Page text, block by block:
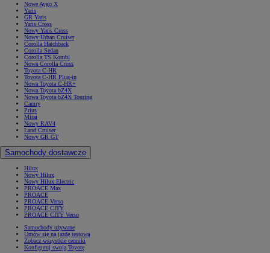
Nowe Aygo X
Yaris
GR Yaris
Yaris Cross
Nowy Yaris Cross
Nowy Urban Cruiser
Corolla Hatchback
Corolla Sedan
Corolla TS Kombi
Nowa Corolla Cross
Toyota C-HR
Toyota C-HR Plug-in
Nowa Toyota C-HR+
Nowa Toyota bZ4X
Nowa Toyota bZ4X Touring
Camry
Prius
Mirai
Nowy RAV4
Land Cruiser
Nowy GR GT
Samochody dostawcze
Hilux
Nowy Hilux
Nowy Hilux Electric
PROACE Max
PROACE
PROACE Verso
PROACE CITY
PROACE CITY Verso
Samochody używane
Umów się na jazdę testową
Zobacz wszystkie cenniki
Konfiguruj swoją Toyotę